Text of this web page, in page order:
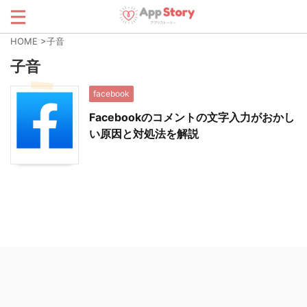
HOME >子音
子音
facebook
Facebookのコメントの文字入力がおかし
い原因と対処法を解説